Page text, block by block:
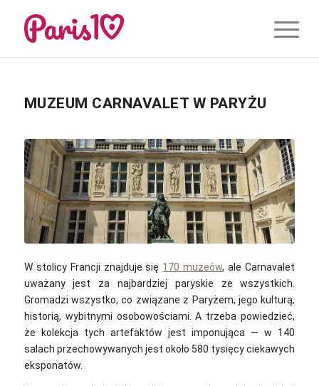
MUZEUM CARNAVALET W PARYŻU
W stolicy Francji znajduje się 170 muzeów, ale Carnavalet
uważany jest za najbardziej paryskie ze wszystkich.
Gromadzi wszystko, co związane z Paryżem, jego kulturą,
historią, wybitnymi osobowościami. A trzeba powiedzieć,
że kolekcja tych artefaktów jest imponująca — w 140
salach przechowywanych jest około 580 tysięcy ciekawych
eksponatów.